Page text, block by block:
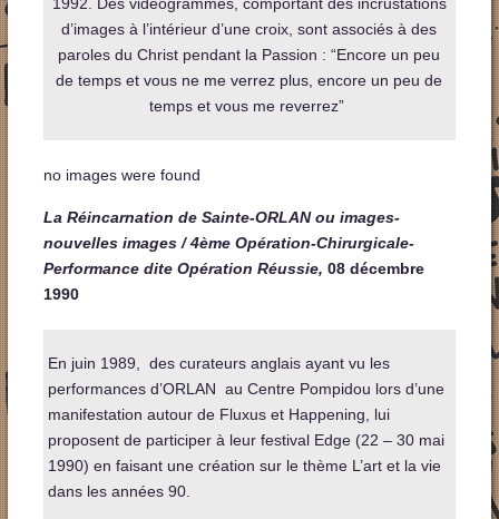
d’images à l’intérieur d’une croix, sont associés à des
paroles du Christ pendant la Passion : “Encore un peu
de temps et vous ne me verrez plus, encore un peu de
temps et vous me reverrez”
no images were found
La Réincarnation de Sainte-ORLAN ou images-
nouvelles images / 4ème Opération-Chirurgicale-
Performance dite Opération Réussie, 08 décembre
1990
En juin 1989, des curateurs anglais ayant vu les
performances d’ORLAN au Centre Pompidou lors d’une
manifestation autour de Fluxus et Happening, lui
proposent de participer à leur festival Edge (22 – 30 mai
1990) en faisant une création sur le thème L’art et la vie
dans les années 90.